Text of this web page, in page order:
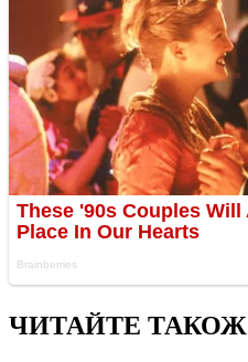
ЧИТАЙТЕ ТАКОЖ